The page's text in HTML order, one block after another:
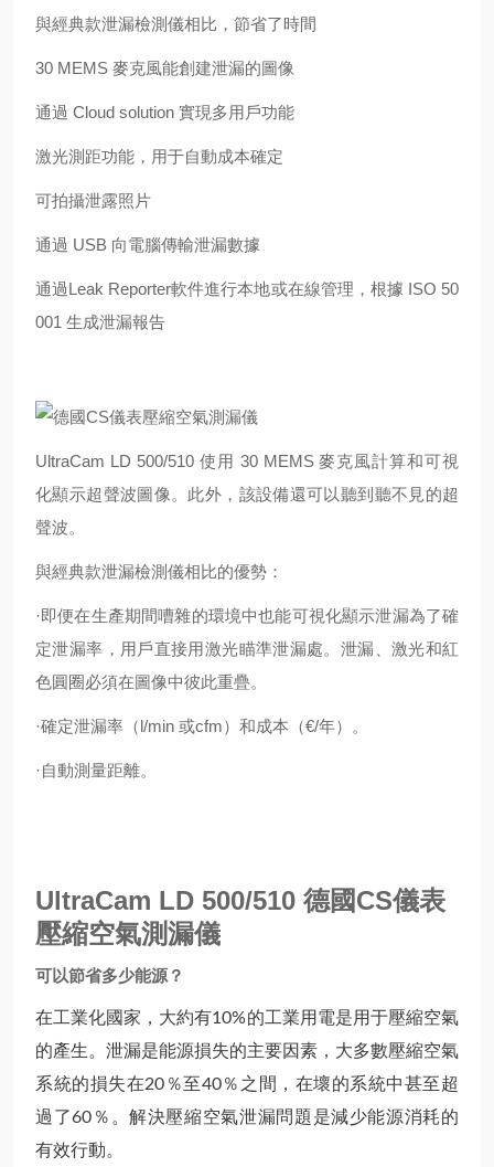
與經典款泄漏檢測儀相比，節省了時間
30 MEMS 麥克風能創建泄漏的圖像
通過 Cloud solution 實現多用戶功能
激光測距功能，用于自動成本確定
可拍攝泄露照片
通過 USB 向電腦傳輸泄漏數據
通過Leak Reporter軟件進行本地或在線管理， 根據 ISO 50
001 生成泄漏報告
UltraCam LD 500/510 使用 30 MEMS 麥克風計算和可視
化顯示超聲波圖像。此外，該設備還可以聽到聽不見的超
聲波。
與經典款泄漏檢測儀相比的優勢：
·即便在生產期間嘈雜的環境中也能可視化顯示泄漏為了確
定泄漏率，用戶直接用激光瞄準泄漏處。 泄漏、激光和紅
色圓圈必須在圖像中彼此重疊。
·確定泄漏率（l/min 或cfm）和成本（€/年）。
·自動測量距離。
UltraCam LD 500/510 德國CS儀表
壓縮空氣測漏儀
可以節省多少能源？
在工業化國家，大約有10%的工業用電是用于壓縮空氣
的產生。泄漏是能源損失的主要因素，大多數壓縮空氣
系統的損失在20％至40％之間，在壞的系統中甚至超
過了60％。解決壓縮空氣泄漏問題是減少能源消耗的
有效行動。